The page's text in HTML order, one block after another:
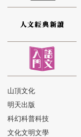
⑫
⑬
山頂文化
明天出版
科幻科普科技
文化文明文學